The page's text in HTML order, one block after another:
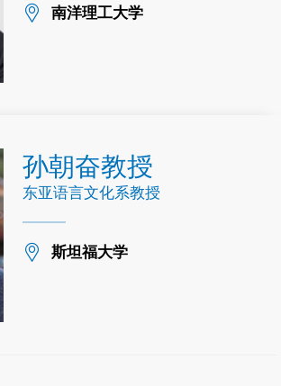
Location
南洋理工大学
孙朝奋教授
东亚语言文化系教授
Location
斯坦福大学